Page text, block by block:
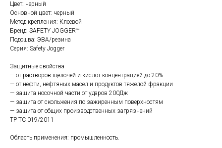
Цвет: черный
Основной цвет: черный
Метод крепления: Клеевой
Бренд: SAFETY JOGGER™
Подошва: ЭВА/резина
Серия: Safety Jogger
Защитные свойства
— от растворов щелочей и кислот концентрацией до 20%
— от нефти, нефтяных масел и продуктов тяжелой фракции
— защита носочной части от ударов 200Дж
— защита от скольжения по зажиренным поверхностям
— защита от общих производственных загрязнений
ТР ТС 019/2011
Область применения: промышленность.